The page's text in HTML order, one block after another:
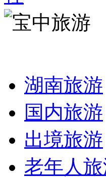
湖南旅游
国内旅游
出境旅游
老年人